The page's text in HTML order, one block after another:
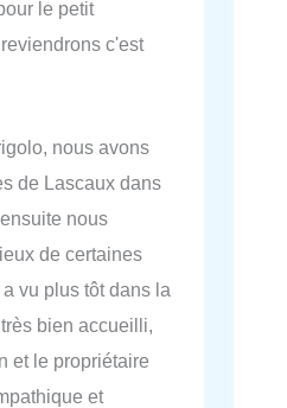
le petit
c'est
nous avons
de Lascaux dans
nous
de certaines
vu plus tôt dans la
bien accueilli,
et le propriétaire
et